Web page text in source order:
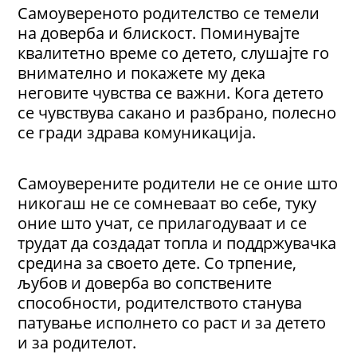
Самоувереното родителство се темели
на доверба и блискост. Поминувајте
квалитетно време со детето, слушајте го
внимателно и покажете му дека
неговите чувства се важни. Кога детето
се чувствува сакано и разбрано, полесно
се гради здрава комуникација.
Самоуверените родители не се оние што
никогаш не се сомневаат во себе, туку
оние што учат, се прилагодуваат и се
трудат да создадат топла и поддржувачка
средина за своето дете. Со трпение,
љубов и доверба во сопствените
способности, родителството станува
патување исполнето со раст и за детето
и за родителот.